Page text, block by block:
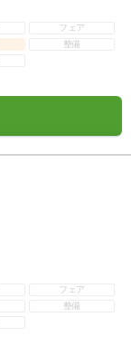
フェア
整備
フェア
整備